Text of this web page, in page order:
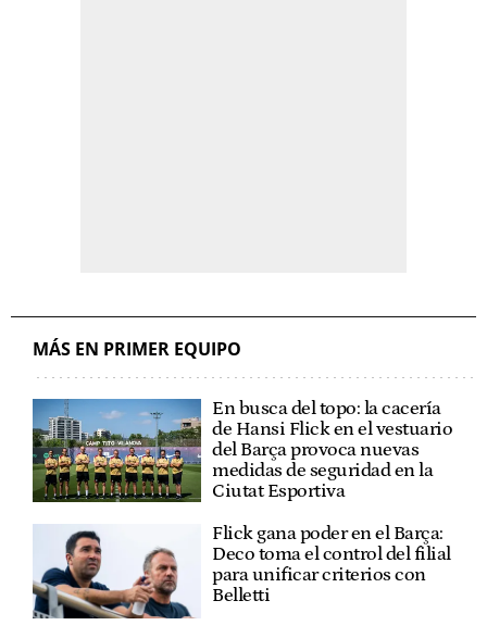
MÁS EN PRIMER EQUIPO
En busca del topo: la cacería
de Hansi Flick en el vestuario
del Barça provoca nuevas
medidas de seguridad en la
Ciutat Esportiva
Flick gana poder en el Barça:
Deco toma el control del filial
para unificar criterios con
Belletti